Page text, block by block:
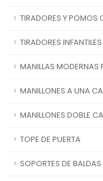
TIRADORES Y POMOS
TIRADORES INFANTILES
MANILLAS MODERNAS
MANILLONES A UNA
MANILLONES DOBLE
TOPE DE PUERTA
SOPORTES DE